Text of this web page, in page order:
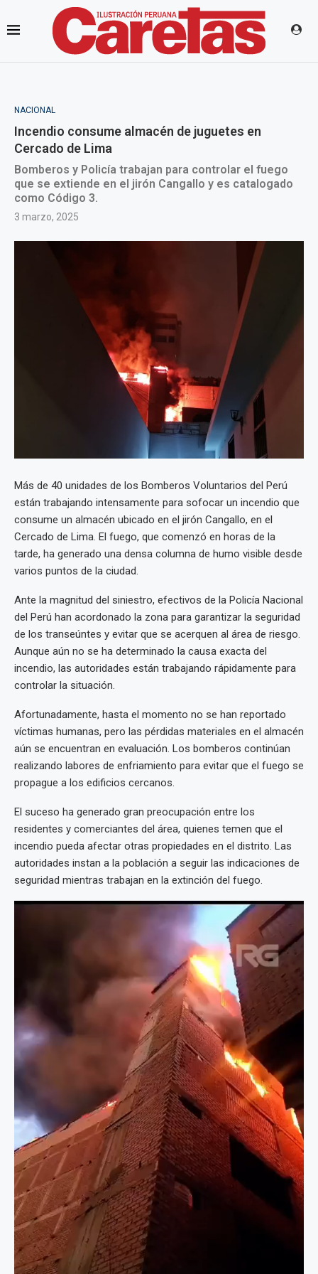
NACIONAL
Incendio consume almacén de juguetes en
Cercado de Lima
Bomberos y Policía trabajan para controlar el fuego
que se extiende en el jirón Cangallo y es catalogado
como Código 3.
3 marzo, 2025
Más de 40 unidades de los Bomberos Voluntarios del Perú
están trabajando intensamente para sofocar un incendio que
consume un almacén ubicado en el jirón Cangallo, en el
Cercado de Lima. El fuego, que comenzó en horas de la
tarde, ha generado una densa columna de humo visible desde
varios puntos de la ciudad.
Ante la magnitud del siniestro, efectivos de la Policía Nacional
del Perú han acordonado la zona para garantizar la seguridad
de los transeúntes y evitar que se acerquen al área de riesgo.
Aunque aún no se ha determinado la causa exacta del
incendio, las autoridades están trabajando rápidamente para
controlar la situación.
Afortunadamente, hasta el momento no se han reportado
víctimas humanas, pero las pérdidas materiales en el almacén
aún se encuentran en evaluación. Los bomberos continúan
realizando labores de enfriamiento para evitar que el fuego se
propague a los edificios cercanos.
El suceso ha generado gran preocupación entre los
residentes y comerciantes del área, quienes temen que el
incendio pueda afectar otras propiedades en el distrito. Las
autoridades instan a la población a seguir las indicaciones de
seguridad mientras trabajan en la extinción del fuego.